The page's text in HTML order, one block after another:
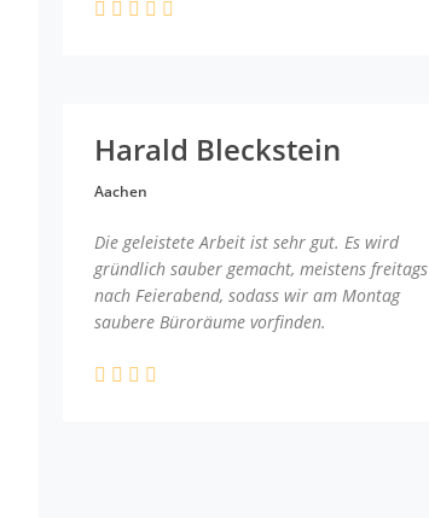
Harald Bleckstein
Aachen
Die geleistete Arbeit ist sehr gut. Es wird
gründlich sauber gemacht, meistens freitags
nach Feierabend, sodass wir am Montag
saubere Büroräume vorfinden.